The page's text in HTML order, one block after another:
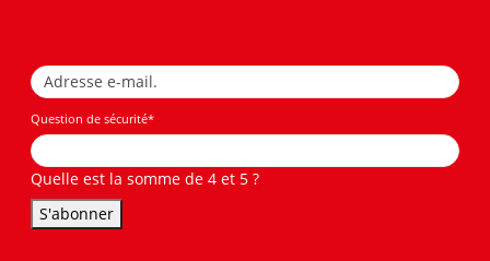
Question de sécurité*
Quelle est la somme de 4 et 5 ?
S'abonner